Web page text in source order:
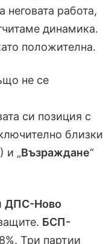
неговата работа,
динамика.
положителна.
не се
си позиция с
близки
и „Възраждане“
ДПС-Ново
БСП-
Три партии